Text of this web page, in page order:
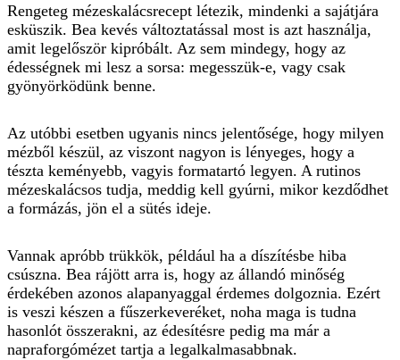
Rengeteg mézeskalácsrecept létezik, mindenki a sajátjára
esküszik. Bea kevés változtatással most is azt használja,
amit legelőször kipróbált. Az sem mindegy, hogy az
édességnek mi lesz a sorsa: megesszük-e, vagy csak
gyönyörködünk benne.
Az utóbbi esetben ugyanis nincs jelentősége, hogy milyen
mézből készül, az viszont nagyon is lényeges, hogy a
tészta keményebb, vagyis formatartó legyen. A rutinos
mézeskalácsos tudja, meddig kell gyúrni, mikor kezdődhet
a formázás, jön el a sütés ideje.
Vannak apróbb trükkök, például ha a díszítésbe hiba
csúszna. Bea rájött arra is, hogy az állandó minőség
érdekében azonos alapanyaggal érdemes dolgoznia. Ezért
is veszi készen a fűszerkeveréket, noha maga is tudna
hasonlót összerakni, az édesítésre pedig ma már a
napraforgómézet tartja a legalkalmasabbnak.